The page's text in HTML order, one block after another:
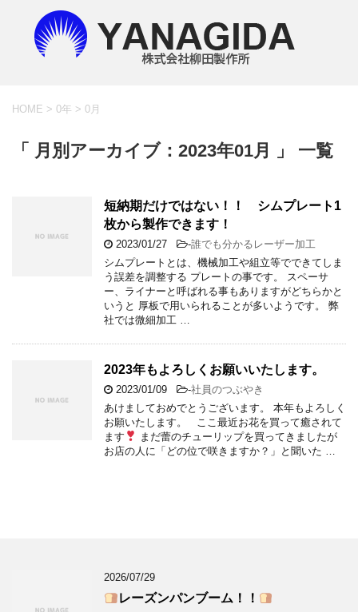
HOME > 0年 > 0月
「 月別アーカイブ：2023年01月 」 一覧
短納期だけではない！！ シムプレート1
枚から製作できます！
2023/01/27 -誰でも分かるレーザー加工
シムプレートとは、機械加工や組立等でできてしま
う誤差を調整する プレートの事です。 スペーサ
ー、ライナーと呼ばれる事もありますがどちらかと
いうと 厚板で用いられることが多いようです。 弊
社では微細加工 …
2023年もよろしくお願いいたします。
2023/01/09 -社員のつぶやき
あけましておめでとうございます。 本年もよろしく
お願いたします。 ここ最近お花を買って癒されて
ます
まだ蕾のチューリップを買ってきましたが
お店の人に「どの位で咲きますか？」と聞いた …
2026/07/29
レーズンパンブーム！！